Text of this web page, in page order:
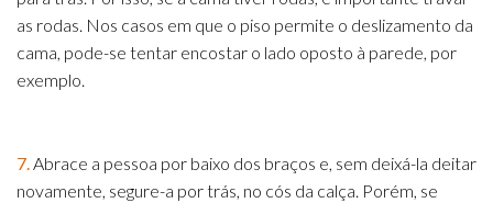
as rodas. Nos casos em que o piso permite o deslizamento da
cama, pode-se tentar encostar o lado oposto à parede, por
exemplo.
7.Abrace a pessoa por baixo dos braços e, sem deixá-la deitar
novamente, segure-a por trás, no cós da calça. Porém, se